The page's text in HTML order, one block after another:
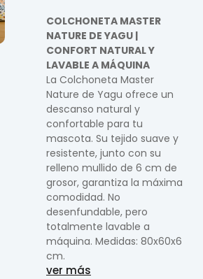
COLCHONETA MASTER
NATURE DE YAGU |
CONFORT NATURAL Y
LAVABLE A MÁQUINA
La Colchoneta Master
Nature de Yagu ofrece un
descanso natural y
confortable para tu
mascota. Su tejido suave y
resistente, junto con su
relleno mullido de 6 cm de
grosor, garantiza la máxima
comodidad. No
desenfundable, pero
totalmente lavable a
máquina. Medidas: 80x60x6
cm.
ver más